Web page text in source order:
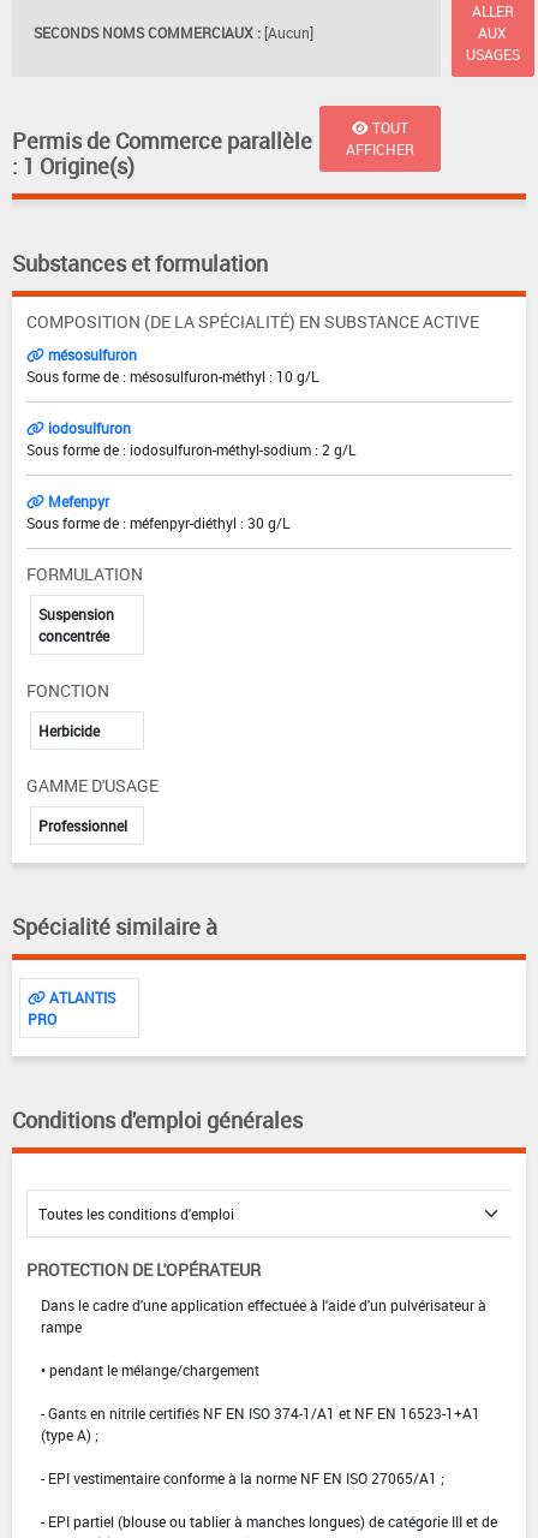
SECONDS NOMS COMMERCIAUX : [Aucun]
ALLER
AUX
USAGES
Permis de Commerce parallèle
: 1 Origine(s)
TOUT
AFFICHER
Substances et formulation
COMPOSITION (DE LA SPÉCIALITÉ) EN SUBSTANCE ACTIVE
mésosulfuron
Sous forme de : mésosulfuron-méthyl : 10 g/L
iodosulfuron
Sous forme de : iodosulfuron-méthyl-sodium : 2 g/L
Mefenpyr
Sous forme de : méfenpyr-diéthyl : 30 g/L
FORMULATION
Suspension
concentrée
FONCTION
Herbicide
GAMME D'USAGE
Professionnel
Spécialité similaire à
ATLANTIS
PRO
Conditions d'emploi générales
PROTECTION DE L'OPÉRATEUR
Dans le cadre d'une application effectuée à l'aide d'un pulvérisateur à
rampe
• pendant le mélange/chargement
- Gants en nitrile certifiés NF EN ISO 374-1/A1 et NF EN 16523-1+A1
(type A) ;
- EPI vestimentaire conforme à la norme NF EN ISO 27065/A1 ;
- EPI partiel (blouse ou tablier à manches longues) de catégorie III et de